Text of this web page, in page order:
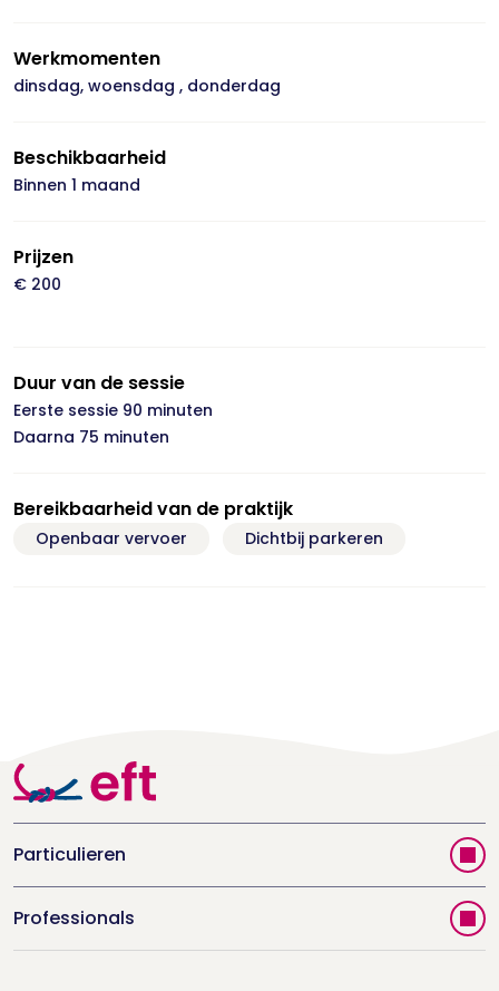
Werkmomenten
dinsdag, woensdag , donderdag
Beschikbaarheid
Binnen 1 maand
Prijzen
€ 200
Duur van de sessie
Eerste sessie 90 minuten
Daarna 75 minuten
Bereikbaarheid van de praktijk
Openbaar vervoer Dichtbij parkeren
Particulieren
Vind jouw therapeut
Videoportal
Professionals